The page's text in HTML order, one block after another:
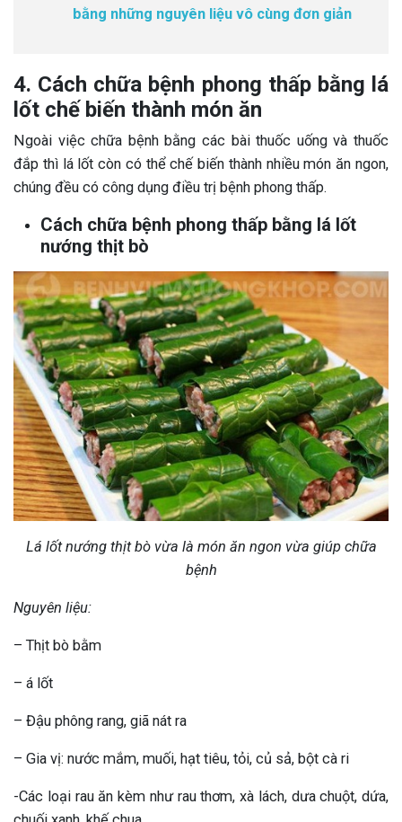
bằng những nguyên liệu vô cùng đơn giản
4. Cách chữa bệnh phong thấp bằng lá
lốt chế biến thành món ăn
Ngoài việc chữa bệnh bằng các bài thuốc uống và thuốc
đắp thì lá lốt còn có thể chế biến thành nhiều món ăn ngon,
chúng đều có công dụng điều trị bệnh phong thấp.
Cách chữa bệnh phong thấp bằng lá lốt
nướng thịt bò
Lá lốt nướng thịt bò vừa là món ăn ngon vừa giúp chữa
bệnh
Nguyên liệu:
– Thịt bò bằm
– á lốt
– Đậu phông rang, giã nát ra
– Gia vị: nước mắm, muối, hạt tiêu, tỏi, củ sả, bột cà ri
-Các loại rau ăn kèm như rau thơm, xà lách, dưa chuột, dứa,